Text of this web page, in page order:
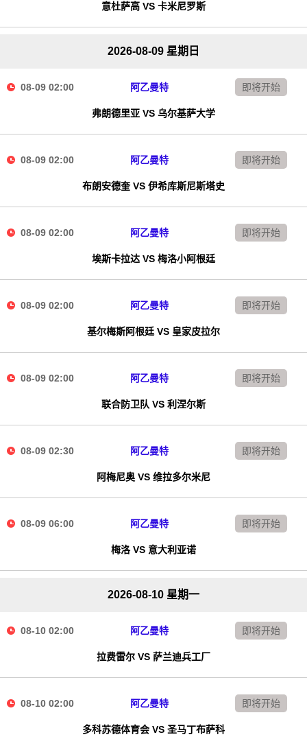
意杜萨高 VS 卡米尼罗斯
2026-08-09 星期日
08-09 02:00 阿乙曼特
弗朗德里亚 VS 乌尔基萨大学
即将开始
08-09 02:00 阿乙曼特
布朗安德奎 VS 伊希库斯尼斯塔史
即将开始
08-09 02:00 阿乙曼特
埃斯卡拉达 VS 梅洛小阿根廷
即将开始
08-09 02:00 阿乙曼特
基尔梅斯阿根廷 VS 皇家皮拉尔
即将开始
08-09 02:00 阿乙曼特
联合防卫队 VS 利涅尔斯
即将开始
08-09 02:30 阿乙曼特
阿梅尼奥 VS 维拉多尔米尼
即将开始
08-09 06:00 阿乙曼特
梅洛 VS 意大利亚诺
即将开始
2026-08-10 星期一
08-10 02:00 阿乙曼特
拉费雷尔 VS 萨兰迪兵工厂
即将开始
08-10 02:00 阿乙曼特
多科苏德体育会 VS 圣马丁布萨科
即将开始